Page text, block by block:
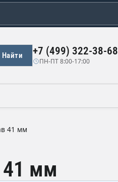
Найти +7 (499) 322-38-68
ПН-ПТ 8:00-17:00
41 мм
41 мм